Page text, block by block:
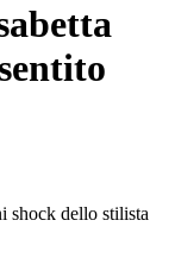
shock dello stilista